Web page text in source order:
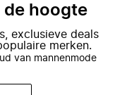
de hoogte
exclusieve deals
merken.
van mannenmode